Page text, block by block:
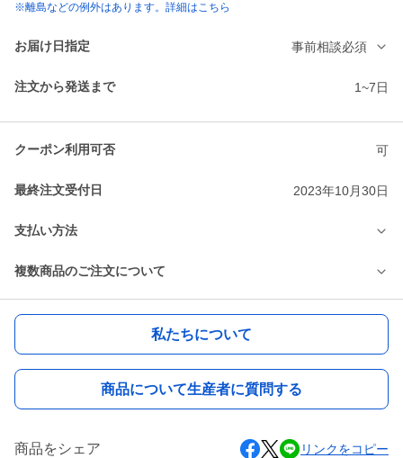
※離島などの例外はあります。詳細はこちら
お届け日指定 事前相談必須
注文から発送まで 1~7日
クーポン利用可否 可
最終注文受付日 2023年10月30日
支払い方法
複数商品のご注文について
私たちについて
商品について生産者に質問する
商品をシェア リンクをコピー